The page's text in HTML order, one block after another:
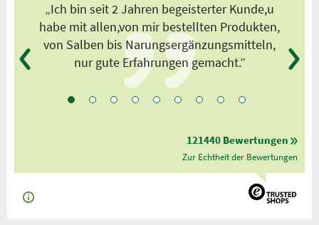
„Ich bin seit 2 Jahren begeisterter Kunde,u
habe mit allen,von mir bestellten Produkten,
von Salben bis Narungsergänzungsmitteln,
nur gute Erfahrungen gemacht.”
121440 Bewertungen
Zur Echtheit der Bewertungen